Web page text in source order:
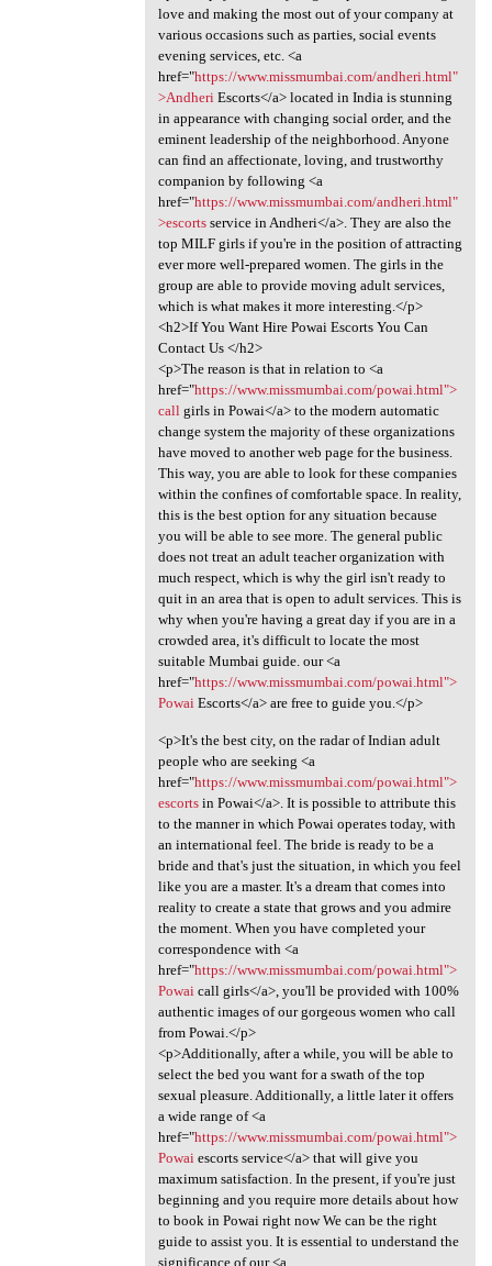
love and making the most out of your company at
various occasions such as parties, social events
evening services, etc. <a
href="https://www.missmumbai.com/andheri.html"
>Andheri Escorts</a> located in India is stunning
in appearance with changing social order, and the
eminent leadership of the neighborhood. Anyone
can find an affectionate, loving, and trustworthy
companion by following <a
href="https://www.missmumbai.com/andheri.html"
>escortsservice in Andheri</a>. They are also the
top MILF girls if you're in the position of attracting
ever more well-prepared women. The girls in the
group are able to provide moving adult services,
which is what makes it more interesting.</p>
<h2>If You Want Hire Powai Escorts You Can
Contact Us </h2>
<p>The reason is that in relation to <a
href="https://www.missmumbai.com/powai.html">
call girls in Powai</a> to the modern automatic
change system the majority of these organizations
have moved to another web page for the business.
This way, you are able to look for these companies
within the confines of comfortable space. In reality,
this is the best option for any situation because
you will be able to see more. The general public
does not treat an adult teacher organization with
much respect, which is why the girl isn't ready to
quit in an area that is open to adult services. This is
why when you're having a great day if you are in a
crowded area, it's difficult to locate the most
suitable Mumbai guide. our <a
href="https://www.missmumbai.com/powai.html">
Powai Escorts</a> are free to guide you.</p>
<p>It's the best city, on the radar of Indian adult
people who are seeking <a
href="https://www.missmumbai.com/powai.html">
escortsin Powai</a>. It is possible to attribute this
to the manner in which Powai operates today, with
an international feel. The bride is ready to be a
bride and that's just the situation, in which you feel
like you are a master. It's a dream that comes into
reality to create a state that grows and you admire
the moment. When you have completed your
correspondence with <a
href="https://www.missmumbai.com/powai.html">
Powaicall girls</a>, you'll be provided with 100%
authentic images of our gorgeous women who call
from Powai.</p>
<p>Additionally, after a while, you will be able to
select the bed you want for a swath of the top
sexual pleasure. Additionally, a little later it offers
a wide range of <a
href="https://www.missmumbai.com/powai.html">
Powaiescorts service</a> that will give you
maximum satisfaction. In the present, if you're just
beginning and you require more details about how
to book in Powai right now We can be the right
guide to assist you. It is essential to understand the
significance of our <a